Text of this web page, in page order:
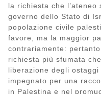
la richiesta che
governo dello Stato di
popolazione civile
favore, ma la maggior
contrariamente:
richiesta più sfumata
liberazione degli
impegnato per una
in Palestina e nel